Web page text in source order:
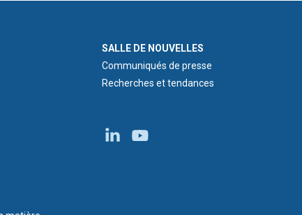
NEWS ROOM
SALLE DE NOUVELLES
Communiqués de presse
Recherches et tendances